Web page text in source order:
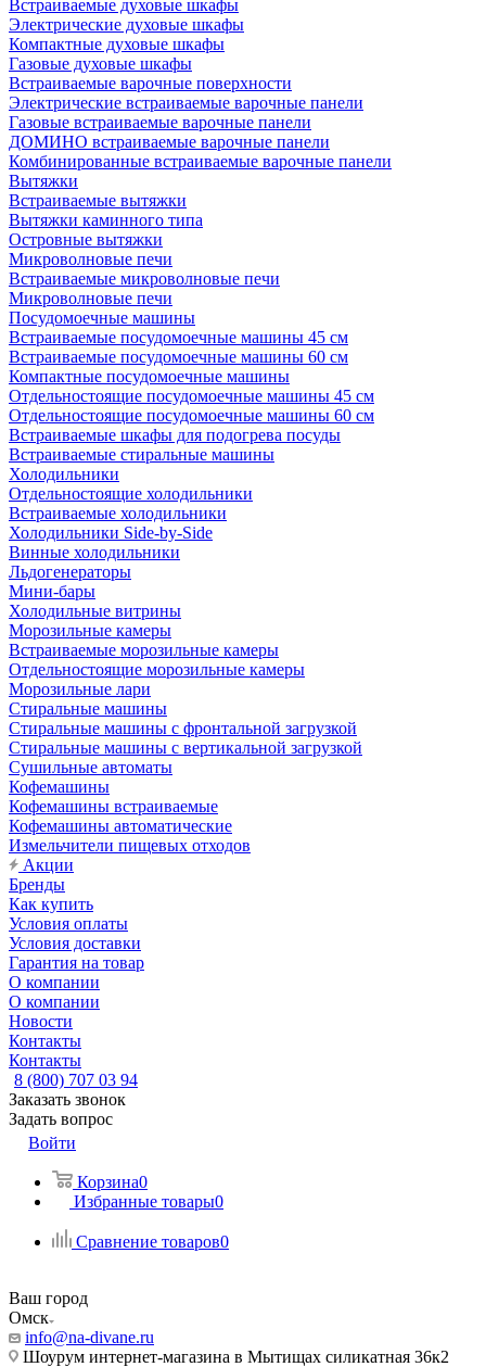
Встраиваемые духовые шкафы
Электрические духовые шкафы
Компактные духовые шкафы
Газовые духовые шкафы
Встраиваемые варочные поверхности
Электрические встраиваемые варочные панели
Газовые встраиваемые варочные панели
ДОМИНО встраиваемые варочные панели
Комбинированные встраиваемые варочные панели
Вытяжки
Встраиваемые вытяжки
Вытяжки каминного типа
Островные вытяжки
Микроволновые печи
Встраиваемые микроволновые печи
Микроволновые печи
Посудомоечные машины
Встраиваемые посудомоечные машины 45 см
Встраиваемые посудомоечные машины 60 см
Компактные посудомоечные машины
Отдельностоящие посудомоечные машины 45 см
Отдельностоящие посудомоечные машины 60 см
Встраиваемые шкафы для подогрева посуды
Встраиваемые стиральные машины
Холодильники
Отдельностоящие холодильники
Встраиваемые холодильники
Холодильники Side-by-Side
Винные холодильники
Льдогенераторы
Мини-бары
Холодильные витрины
Морозильные камеры
Встраиваемые морозильные камеры
Отдельностоящие морозильные камеры
Морозильные лари
Стиральные машины
Стиральные машины с фронтальной загрузкой
Стиральные машины с вертикальной загрузкой
Сушильные автоматы
Кофемашины
Кофемашины встраиваемые
Кофемашины автоматические
Измельчители пищевых отходов
Акции
Бренды
Как купить
Условия оплаты
Условия доставки
Гарантия на товар
О компании
О компании
Новости
Контакты
Контакты
8 (800) 707 03 94
Заказать звонок
Задать вопрос
Войти
Корзина0
Избранные товары0
Сравнение товаров0
Ваш город
Омск
info@na-divane.ru
Шоурум интернет-магазина в Мытищах силикатная 36к2